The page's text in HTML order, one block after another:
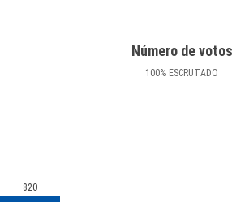
Número de votos
100% ESCRUTADO
820